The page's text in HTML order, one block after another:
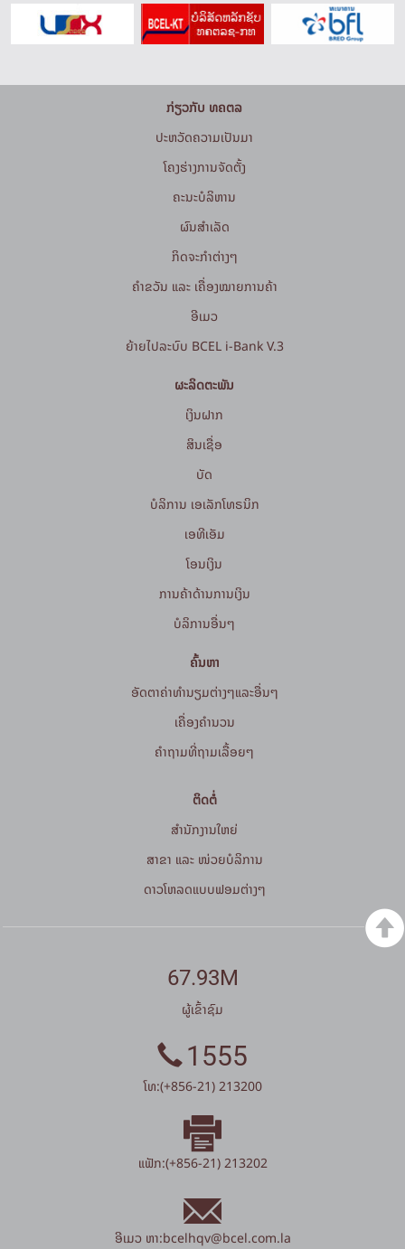
ກ່ຽວກັບ ທຄຕລ
ປະຫວັດຄວາມເປັນມາ
ໂຄງຮ່າງການຈັດຕັ້ງ
ຄະນະບໍລິຫານ
ຜົນສຳເລັດ
ກິດຈະກໍາຕ່າງໆ
ຄຳຂວັນ ແລະ ເຄື່ອງໝາຍການຄ້າ
ອີເມວ
ຍ້າຍໄປລະບົບ BCEL i-Bank V.3
ຜະລິດຕະພັນ
ເງິນຝາກ
ສິນເຊື່ອ
ບັດ
ບໍລິການ ເອເລັກໂທຣນິກ
ເອທີເອັມ
ໂອນເງິນ
ການຄ້າດ້ານການເງິນ
ບໍລິການອື່ນໆ
ຄົ້ນຫາ
ອັດຕາຄ່າທຳນຽມຕ່າງໆແລະອື່ນໆ
ເຄື່ອງຄຳນວນ
ຄໍາຖາມທີ່ຖາມເລື້ອຍໆ
ຕິດຕໍ່
ສໍານັກງານໃຫຍ່
ສາຂາ ແລະ ໜ່ວຍບໍລິການ
ດາວໂຫລດແບບຟອມຕ່າງໆ
67.93M
ຜູ້ເຂົ້າຊົມ
1555
ໂທ:(+856-21) 213200
ແຟັກ:(+856-21) 213202
ອີເມວ ຫາ:bcelhqv@bcel.com.la